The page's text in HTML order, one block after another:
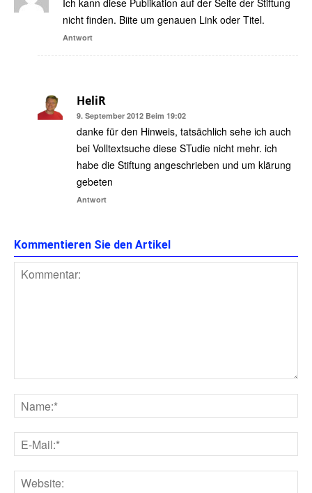
Ich kann diese Publikation auf der Seite der Stiftung
nicht finden. Biite um genauen Link oder Titel.
Antwort
HeliR
9. September 2012 Beim 19:02
danke für den Hinweis, tatsächlich sehe ich auch
bei Volltextsuche diese STudie nicht mehr. ich
habe die Stiftung angeschrieben und um klärung
gebeten
Antwort
Kommentieren Sie den Artikel